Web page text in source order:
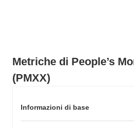
Metriche di People’s
(PMXX)
Informazioni di base